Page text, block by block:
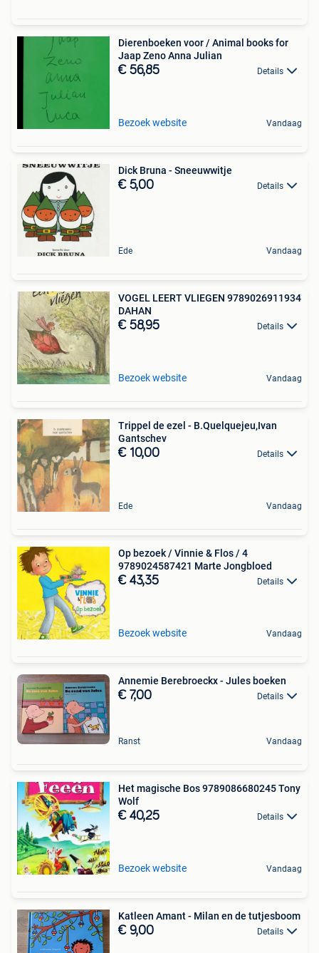
Dierenboeken voor / Animal books for
Jaap Zeno Anna Julian
€ 56,85 Details
Bezoek website Vandaag
Dick Bruna - Sneeuwwitje
€ 5,00 Details
Ede Vandaag
VOGEL LEERT VLIEGEN 9789026911934
DAHAN
€ 58,95 Details
Bezoek website Vandaag
Trippel de ezel - B.Quelquejeu,Ivan
Gantschev
€ 10,00 Details
Ede Vandaag
Op bezoek / Vinnie & Flos / 4
9789024587421 Marte Jongbloed
€ 43,35 Details
Bezoek website Vandaag
Annemie Berebroeckx - Jules boeken
€ 7,00 Details
Ranst Vandaag
Het magische Bos 9789086680245 Tony
Wolf
€ 40,25 Details
Bezoek website Vandaag
Katleen Amant - Milan en de tutjesboom
€ 9,00 Details